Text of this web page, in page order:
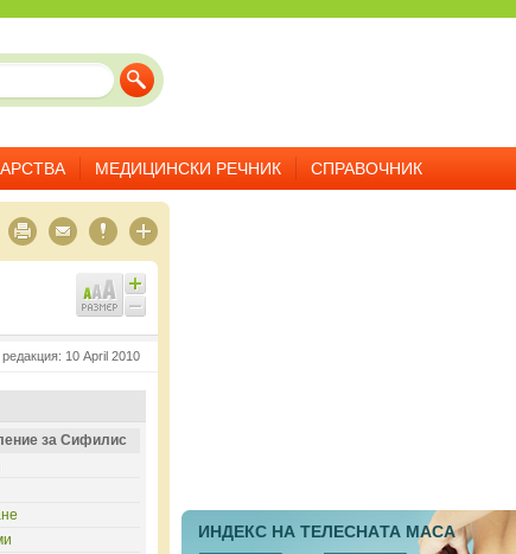
МЕДИЦИНСКИ РЕЧНИК СПРАВОЧНИК
редакция: 10 April 2010
за Сифилис
ИНДЕКС НА ТЕЛЕСНAТА МАСА